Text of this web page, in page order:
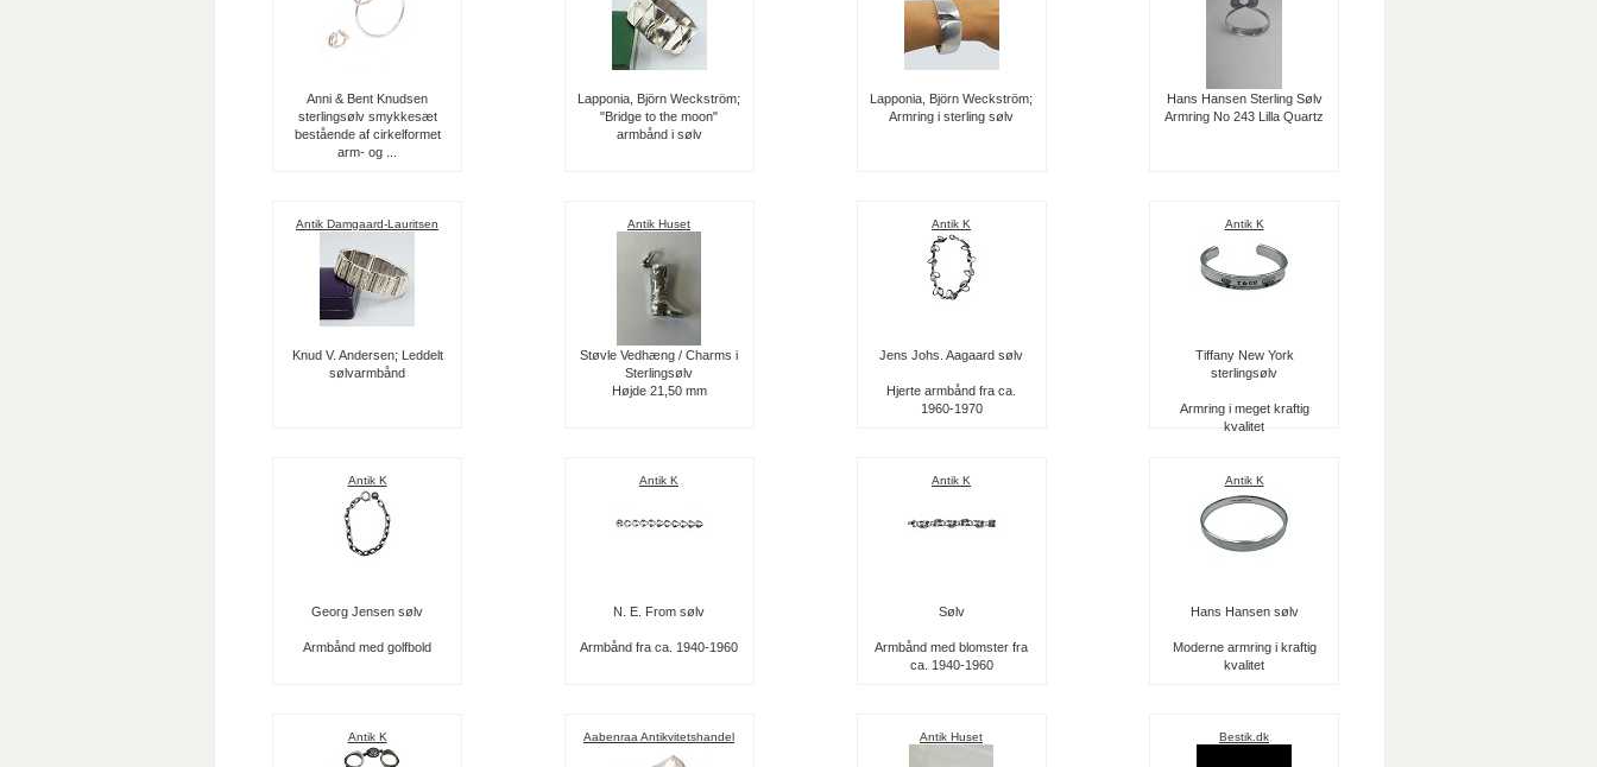
Anni & Bent Knudsen
sterlingsølv smykkesæt
bestående af cirkelformet
arm- og ...
Lapponia, Björn Weckström;
"Bridge to the moon"
armbånd i sølv
Lapponia, Björn Weckström;
Armring i sterling sølv
Hans Hansen Sterling Sølv
Armring No 243 Lilla Quartz
Antik Damgaard-Lauritsen
Knud V. Andersen; Leddelt
sølvarmbånd
Antik Huset
Støvle Vedhæng / Charms i
Sterlingsølv
Højde 21,50 mm
Antik K
Jens Johs. Aagaard sølv
Hjerte armbånd fra ca.
1960-1970
Antik K
Tiffany New York
sterlingsølv
Armring i meget kraftig
kvalitet
Antik K
Georg Jensen sølv
Armbånd med golfbold
Antik K
N. E. From sølv
Armbånd fra ca. 1940-1960
Antik K
Sølv
Armbånd med blomster fra
ca. 1940-1960
Antik K
Hans Hansen sølv
Moderne armring i kraftig
kvalitet
Antik K Aabenraa Antikvitetshandel Antik Huset Bestik.dk